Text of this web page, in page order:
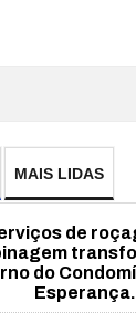
MAIS LIDAS
de
do
Esperança.